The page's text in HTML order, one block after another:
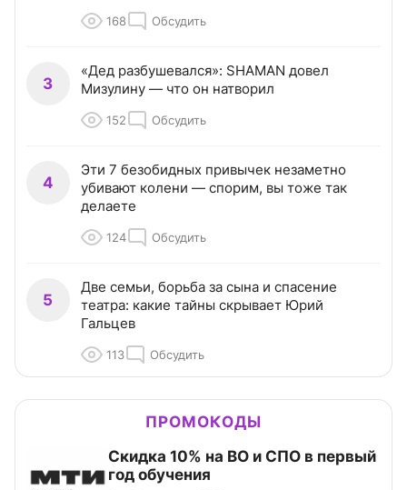
168 Обсудить
3
«Дед разбушевался»: SHAMAN довел
Мизулину — что он натворил
152 Обсудить
4
Эти 7 безобидных привычек незаметно
убивают колени — спорим, вы тоже так
делаете
124 Обсудить
5
Две семьи, борьба за сына и спасение
театра: какие тайны скрывает Юрий
Гальцев
113 Обсудить
ПРОМОКОДЫ
Скидка 10% на ВО и СПО в первый
год обучения